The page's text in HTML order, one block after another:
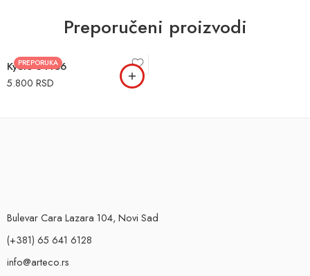
Preporučeni proizvodi
PREPORUKA
Kyoto 34166
5.800 RSD
Bulevar Cara Lazara 104, Novi Sad
(+381) 65 641 6128
info@arteco.rs